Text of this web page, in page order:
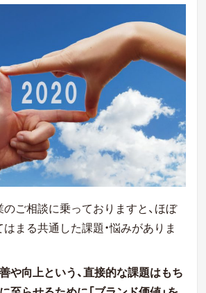
ご相談に乗っておりますと、ほぼ
まる共通した課題・悩みがありま
や向上という、直接的な課題はもち